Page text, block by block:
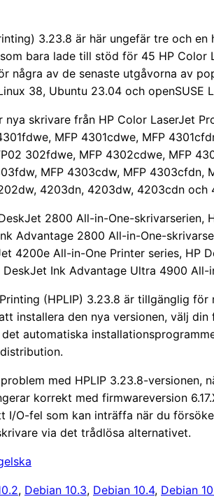
3.23.8 är här ungefär tre och en
bara lade till stöd för 45 HP Color
några av de senaste utgåvorna av
38, Ubuntu 23.04 och openSUSE
skrivare från HP Color LaserJet
MFP 4301cdwe, MFP
302fdwe, MFP 4302cdwe, MFP
MFP 4303cdw, MFP 4303cfdn,
4203dn, 4203dw, 4203cdn och
2800 All-in-One-skrivarserien,
Advantage 2800 All-in-One-
4200e All-in-One Printer series, HP
Ink Advantage Ultra 4900 All-
(HPLIP) 3.23.8 är tillgänglig
installera den nya versionen, välj
automatiska
med HPLIP 3.23.8-versionen,
korrekt med firmwareversion
I/O-fel som kan inträffa när du
via det trådlösa alternativet.
, Debian 10.3, Debian 10.4, Debian